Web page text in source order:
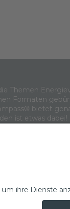
Themen
Formaten
bietet
ist etwas dabei!